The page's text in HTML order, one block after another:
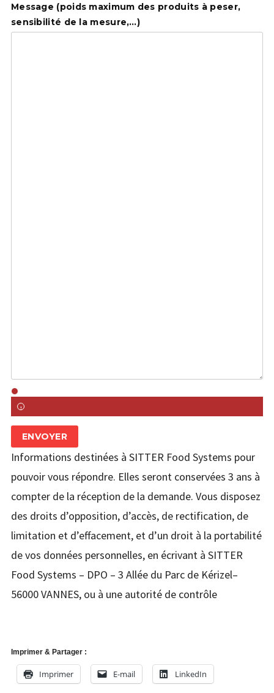
Message (poids maximum des produits à peser,
sensibilité de la mesure,…)
ENVOYER
Informations destinées à SITTER Food Systems pour
pouvoir vous répondre. Elles seront conservées 3 ans à
compter de la réception de la demande. Vous disposez
des droits d’opposition, d’accès, de rectification, de
limitation et d’effacement, et d’un droit à la portabilité
de vos données personnelles, en écrivant à SITTER
Food Systems – DPO – 3 Allée du Parc de Kérizel–
56000 VANNES, ou à une autorité de contrôle
Imprimer & Partager :
Imprimer E-mail LinkedIn